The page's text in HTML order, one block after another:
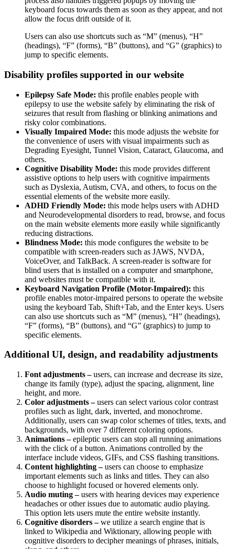
keyboard focus towards them as soon as they appear, and not
allow the focus drift outside of it.
Users can also use shortcuts such as “M” (menus), “H”
(headings), “F” (forms), “B” (buttons), and “G” (graphics) to
jump to specific elements.
Disability profiles supported in our website
Epilepsy Safe Mode: this profile enables people with
epilepsy to use the website safely by eliminating the risk of
seizures that result from flashing or blinking animations and
risky color combinations.
Visually Impaired Mode: this mode adjusts the website for
the convenience of users with visual impairments such as
Degrading Eyesight, Tunnel Vision, Cataract, Glaucoma, and
others.
Cognitive Disability Mode: this mode provides different
assistive options to help users with cognitive impairments
such as Dyslexia, Autism, CVA, and others, to focus on the
essential elements of the website more easily.
ADHD Friendly Mode: this mode helps users with ADHD
and Neurodevelopmental disorders to read, browse, and focus
on the main website elements more easily while significantly
reducing distractions.
Blindness Mode: this mode configures the website to be
compatible with screen-readers such as JAWS, NVDA,
VoiceOver, and TalkBack. A screen-reader is software for
blind users that is installed on a computer and smartphone,
and websites must be compatible with it.
Keyboard Navigation Profile (Motor-Impaired): this
profile enables motor-impaired persons to operate the website
using the keyboard Tab, Shift+Tab, and the Enter keys. Users
can also use shortcuts such as “M” (menus), “H” (headings),
“F” (forms), “B” (buttons), and “G” (graphics) to jump to
specific elements.
Additional UI, design, and readability adjustments
Font adjustments –users, can increase and decrease its size,
change its family (type), adjust the spacing, alignment, line
height, and more.
Color adjustments –users can select various color contrast
profiles such as light, dark, inverted, and monochrome.
Additionally, users can swap color schemes of titles, texts, and
backgrounds, with over 7 different coloring options.
Animations –epileptic users can stop all running animations
with the click of a button. Animations controlled by the
interface include videos, GIFs, and CSS flashing transitions.
Content highlighting –users can choose to emphasize
important elements such as links and titles. They can also
choose to highlight focused or hovered elements only.
Audio muting –users with hearing devices may experience
headaches or other issues due to automatic audio playing.
This option lets users mute the entire website instantly.
Cognitive disorders –we utilize a search engine that is
linked to Wikipedia and Wiktionary, allowing people with
cognitive disorders to decipher meanings of phrases, initials,